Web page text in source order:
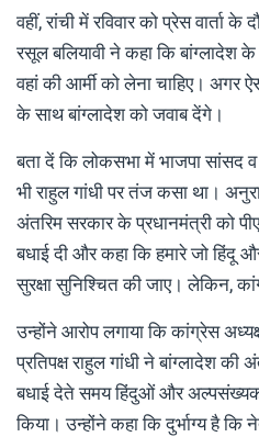
वहीं, रांची में रविवार को प्रेस वार्ता
रसूल बलियावी ने कहा कि बांग्लादेश के
वहां की आर्मी को लेना चाहिए। अगर
के साथ बांग्लादेश को जवाब देंगे।
बता दें कि लोकसभा में भाजपा सांसद
भी राहुल गांधी पर तंज कसा था।
अंतरिम सरकार के प्रधानमंत्री को
बधाई दी और कहा कि हमारे जो हिंदू
सुरक्षा सुनिश्चित की जाए। लेकिन,
उन्होंने आरोप लगाया कि कांग्रेस
प्रतिपक्ष राहुल गांधी ने बांग्लादेश
बधाई देते समय हिंदुओं और
किया। उन्होंने कहा कि दुर्भाग्य है कि